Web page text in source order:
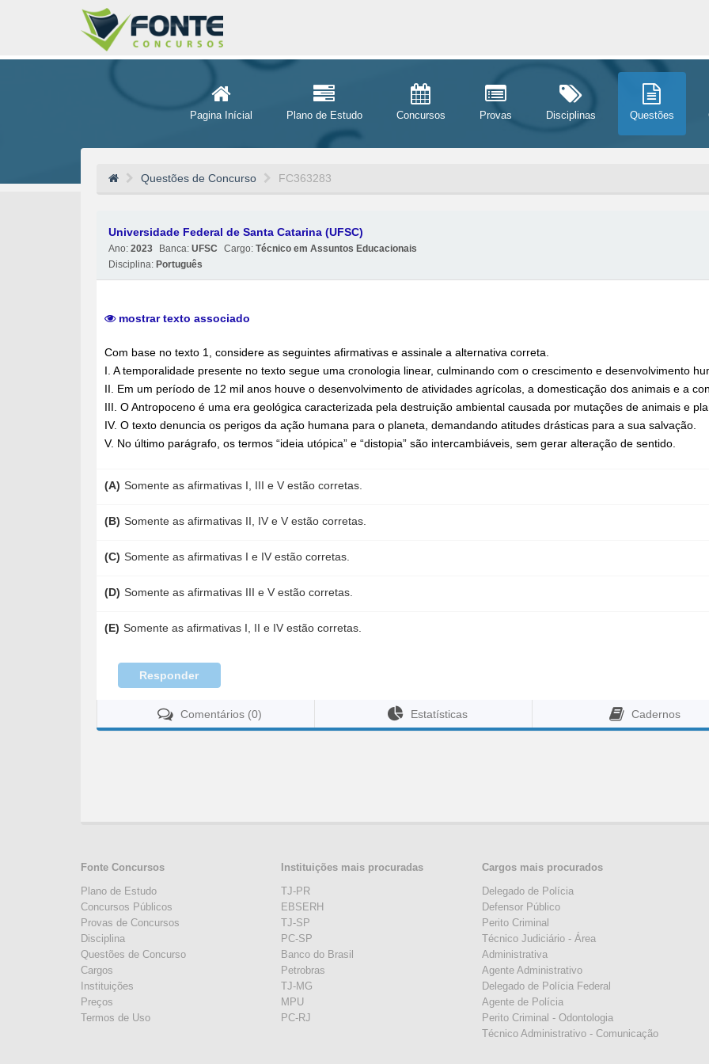
Pagina Inícial Plano de Estudo Concursos Provas Disciplinas Questões
Questões de Concurso FC363283
Universidade Federal de Santa Catarina (UFSC)
Ano: 2023 Banca: UFSC Cargo: Técnico em Assuntos Educacionais
Disciplina: Português
mostrar texto associado
Com base no texto 1, considere as seguintes afirmativas e assinale a alternativa correta.
I. A temporalidade presente no texto segue uma cronologia linear, culminando com o crescimento e desenvolvimento
II. Em um período de 12 mil anos houve o desenvolvimento de atividades agrícolas, a domesticação dos animais e a
III. O Antropoceno é uma era geológica caracterizada pela destruição ambiental causada por mutações de animais e
IV. O texto denuncia os perigos da ação humana para o planeta, demandando atitudes drásticas para a sua salvação.
V. No último parágrafo, os termos “ideia utópica” e “distopia” são intercambiáveis, sem gerar alteração de sentido.
(A) Somente as afirmativas I, III e V estão corretas.
(B) Somente as afirmativas II, IV e V estão corretas.
(C) Somente as afirmativas I e IV estão corretas.
(D) Somente as afirmativas III e V estão corretas.
(E) Somente as afirmativas I, II e IV estão corretas.
Responder
Comentários (0) Estatísticas Cadernos
Fonte Concursos
Plano de Estudo
Concursos Públicos
Provas de Concursos
Disciplina
Questões de Concurso
Cargos
Instituições
Preços
Termos de Uso
Instituições mais procuradas
TJ-PR
EBSERH
TJ-SP
PC-SP
Banco do Brasil
Petrobras
TJ-MG
MPU
PC-RJ
Cargos mais procurados
Delegado de Polícia
Defensor Público
Perito Criminal
Técnico Judiciário - Área
Administrativa
Agente Administrativo
Delegado de Polícia Federal
Agente de Polícia
Perito Criminal - Odontologia
Técnico Administrativo - Comunicação